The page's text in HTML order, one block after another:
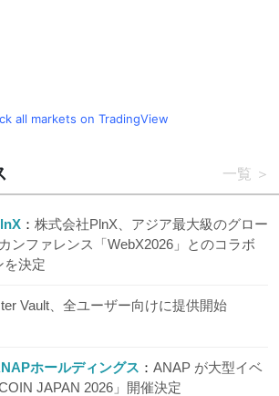
all markets on TradingView
一覧
株式会社PlnX、アジア最大級のグロー
ンファレンス「WebX2026」とのコラボ
を決定
Vault、全ユーザー向けに提供開始
ホールディングス
ANAP が大型イベ
JAPAN 2026」開催決定